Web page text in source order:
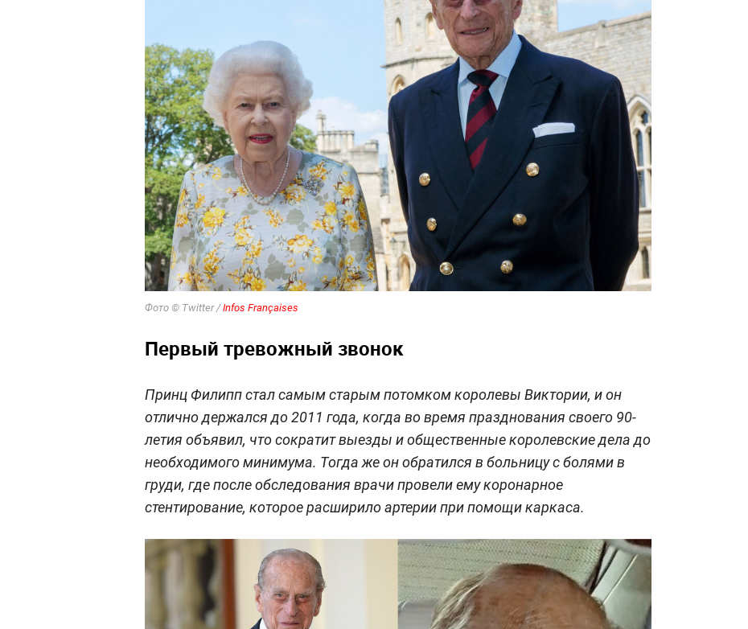
Фото © Twitter /Infos Françaises
Первый тревожный звонок
Принц Филипп стал самым старым потомком королевы Виктории, и он
отлично держался до 2011 года, когда во время празднования своего 90-
летия объявил, что сократит выезды и общественные королевские дела до
необходимого минимума. Тогда же он обратился в больницу с болями в
груди, где после обследования врачи провели ему коронарное
стентирование, которое расширило артерии при помощи каркаса.